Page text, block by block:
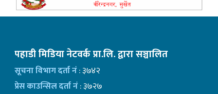
पहाडी मिडिया नेटवर्क प्रा.लि. द्वारा सञ्चालित
सूचना विभाग दर्ता नं: ३७४२
प्रेस काउन्सिल दर्ता नं: ३७२७